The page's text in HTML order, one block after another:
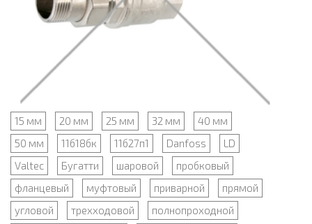
15 мм 20 мм 25 мм 32 мм
40 мм
50 мм
11б18бк 11б27п1 Danfoss
LD
Valtec
Бугатти шаровой
пробковый
фланцевый
муфтовый приварной
прямой
угловой
трехходовой
полнопроходной